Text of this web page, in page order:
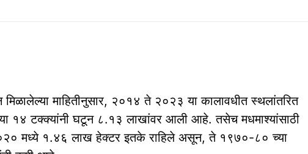
मिळालेल्या माहितीनुसार, २०१४ ते २०२३ या कालावधीत स्थलांतरित
१४ टक्क्यांनी घटून ८.१३ लाखांवर आली आहे. तसेच मधमाश्यांसाठी
मध्ये १.४६ लाख हेक्टर इतके राहिले असून, ते १९७०-८० च्या